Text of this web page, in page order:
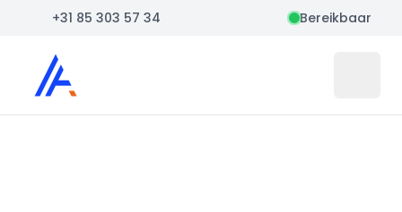
+31 85 303 57 34 Bereikbaar
Auto Atlas